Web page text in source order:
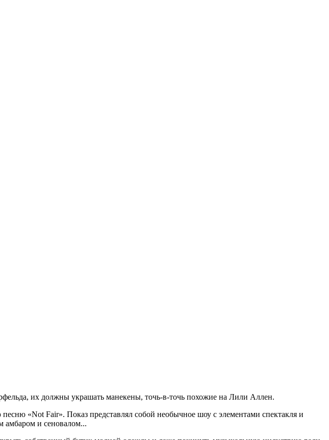
их должны украшать манекены, точь-в-точь похожие на Лили Аллен.
«Not Fair». Показ представлял собой необычное шоу с элементами спектакля и
амбаром и сеновалом...